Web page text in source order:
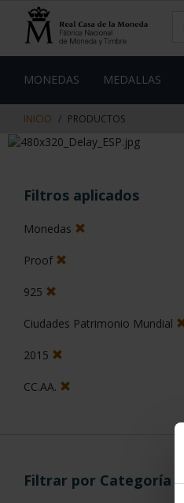
contenido
de
MONEDAS MEDALLAS
INICIO PRODUCTOS
Filtros aplicados
Monedas
Proof
925
Ciudades Patrimonio Mundial
2015
CC.AA.
Filtrar por Categoría